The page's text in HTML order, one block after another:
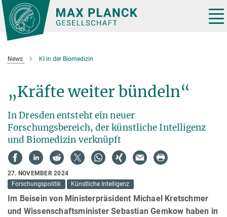
Hauptinhalt
News KI in der Biomedizin
„Kräfte weiter bündeln“
In Dresden entsteht ein neuer
Forschungsbereich, der künstliche Intelligenz
und Biomedizin verknüpft
27. NOVEMBER 2024
Forschungspolitik
Künstliche Intelligenz
Im Beisein von Ministerpräsident Michael Kretschmer
und Wissenschaftsminister Sebastian Gemkow haben in